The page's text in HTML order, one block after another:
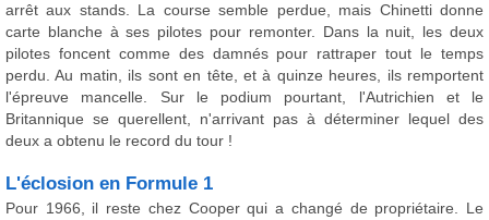
arrêt aux stands. La course semble perdue, mais Chinetti donne
carte blanche à ses pilotes pour remonter. Dans la nuit, les deux
pilotes foncent comme des damnés pour rattraper tout le temps
perdu. Au matin, ils sont en tête, et à quinze heures, ils remportent
l'épreuve mancelle. Sur le podium pourtant, l'Autrichien et le
Britannique se querellent, n'arrivant pas à déterminer lequel des
deux a obtenu le record du tour !
L'éclosion en Formule 1
Pour 1966, il reste chez Cooper qui a changé de propriétaire. Le